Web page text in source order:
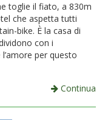
toglie il fiato, a 830m
che aspetta tutti
bike. È la casa di
con i
per questo
Continua